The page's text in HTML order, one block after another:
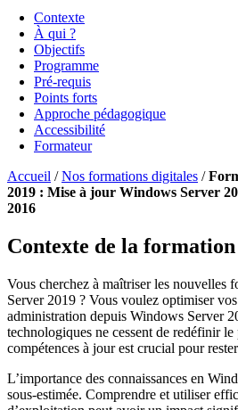
Contexte
À qui ?
Objectifs
Programme
Pré-requis
Points forts
Approche pédagogique
Accessibilité
Formateur
Accueil /Nos formations digitales /
2019 : Mise à jour Windows Server
2016
Contexte de la formation
Vous cherchez à maîtriser les nouvelles
Server 2019 ? Vous voulez optimiser
administration depuis Windows Server
technologiques ne cessent de redéfinir
compétences à jour est crucial pour
L’importance des connaissances en
sous-estimée. Comprendre et utiliser